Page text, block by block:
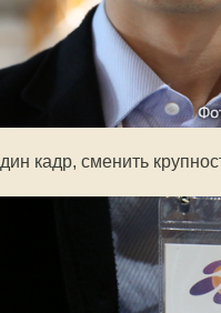
кадр, сменить